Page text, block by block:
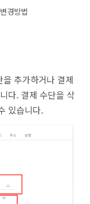
경방법
추가하거나 결제
다. 결제 수단을 삭
있습니다.